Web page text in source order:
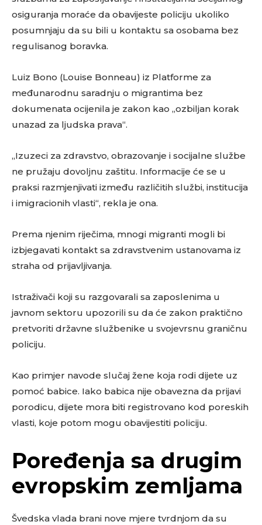
osiguranja moraće da obavijeste policiju ukoliko
posumnjaju da su bili u kontaktu sa osobama bez
regulisanog boravka.
Luiz Bono (Louise Bonneau) iz Platforme za
međunarodnu saradnju o migrantima bez
dokumenata ocijenila je zakon kao „ozbiljan korak
unazad za ljudska prava“.
„Izuzeci za zdravstvo, obrazovanje i socijalne službe
ne pružaju dovoljnu zaštitu. Informacije će se u
praksi razmjenjivati između različitih službi, institucija
i imigracionih vlasti“, rekla je ona.
Prema njenim riječima, mnogi migranti mogli bi
izbjegavati kontakt sa zdravstvenim ustanovama iz
straha od prijavljivanja.
Istraživači koji su razgovarali sa zaposlenima u
javnom sektoru upozorili su da će zakon praktično
pretvoriti državne službenike u svojevrsnu graničnu
policiju.
Kao primjer navode slučaj žene koja rodi dijete uz
pomoć babice. Iako babica nije obavezna da prijavi
porodicu, dijete mora biti registrovano kod poreskih
vlasti, koje potom mogu obavijestiti policiju.
Poređenja sa drugim
evropskim zemljama
Švedska vlada brani nove mjere tvrdnjom da su